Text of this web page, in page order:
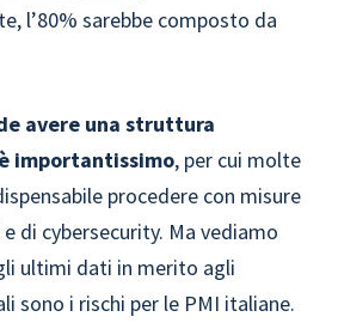
l’80% sarebbe composto da
avere una struttura
importantissimo, per cui molte
procedere con misure
di cybersecurity. Ma vediamo
ultimi dati in merito agli
sono i rischi per le PMI italiane.